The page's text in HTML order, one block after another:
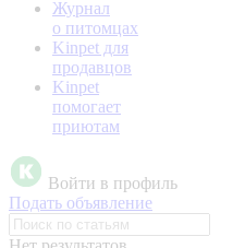
Журнал
о питомцах
Kinpet для
продавцов
Kinpet
помогает
приютам
Войти в профиль
Подать объявление